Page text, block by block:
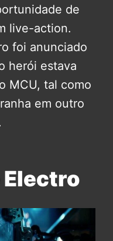
de
live-action.
foi anunciado
herói estava
MCU, tal como
em outro
Electro